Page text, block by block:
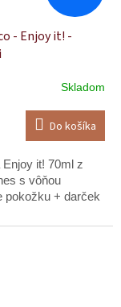
- Enjoy it! -
Skladom
Do košíka
it! 70ml z
s vôňou
pokožku + darček